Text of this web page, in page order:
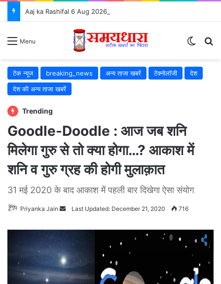
Menu
टेक न्यूज breaking_news अन्य ताजा खबरें टेक्नोलॉजी
देश
देश की अन्य ताजा खबरें
Trending
Goodle-Doodle : आज जब शनि
मिलेगा गुरु से तो क्या होगा…? आकाश में
शनि व गुरु ग्रह की होगी मुलाक़ात
31 मई 2020 के बाद आकाश में पहली बार दिखेगा ऐसा संयोग
Priyanka Jain
Send
email
Last Updated: December 21, 2020 716